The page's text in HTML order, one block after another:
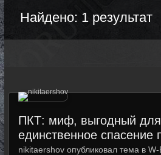
Найдено: 1 результат
ПКТ: миф, выгодный для
единственное спасение
nikitaershov опубликовал тема в